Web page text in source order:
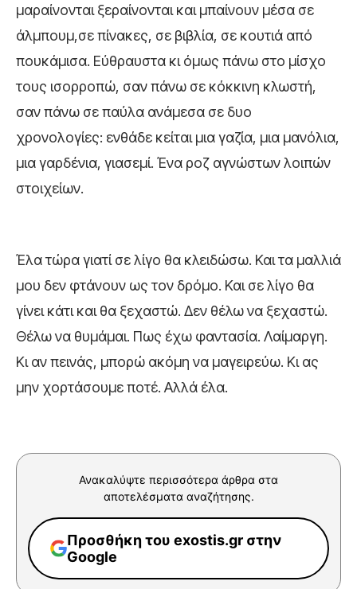
μαραίνονται ξεραίνονται και μπαίνουν μέσα σε
άλμπουμ,σε πίνακες, σε βιβλία, σε κουτιά από
πουκάμισα. Εύθραυστα κι όμως πάνω στο μίσχο
τους ισορροπώ, σαν πάνω σε κόκκινη κλωστή,
σαν πάνω σε παύλα ανάμεσα σε δυο
χρονολογίες: ενθάδε κείται μια γαζία, μια μανόλια,
μια γαρδένια, γιασεμί. Ένα ροζ αγνώστων λοιπών
στοιχείων.
Έλα τώρα γιατί σε λίγο θα κλειδώσω. Και τα μαλλιά
μου δεν φτάνουν ως τον δρόμο. Και σε λίγο θα
γίνει κάτι και θα ξεχαστώ. Δεν θέλω να ξεχαστώ.
Θέλω να θυμάμαι. Πως έχω φαντασία. Λαίμαργη.
Κι αν πεινάς, μπορώ ακόμη να μαγειρεύω. Κι ας
μην χορτάσουμε ποτέ. Αλλά έλα.
Ανακαλύψτε περισσότερα άρθρα στα
αποτελέσματα αναζήτησης.
Προσθήκη του exostis.gr στην
Google